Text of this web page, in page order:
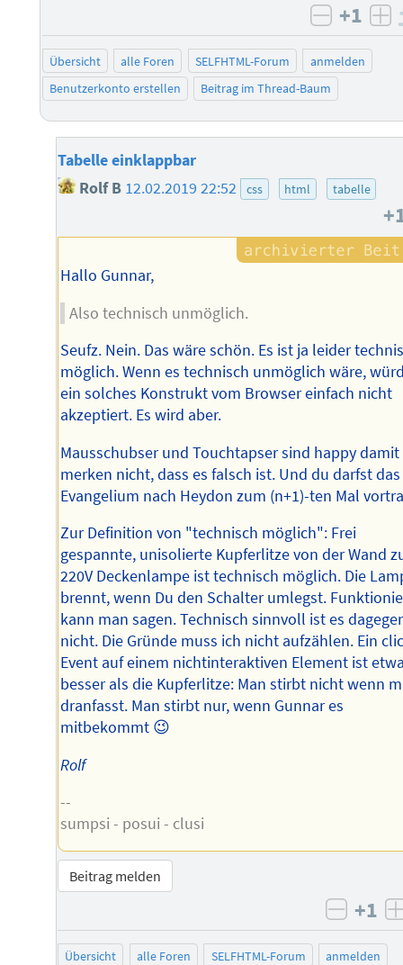
negativ
+1
Übersicht alle Foren SELFHTML-Forum
anmelden
Benutzerkonto erstellen
Beitrag im Thread-Baum
Tabelle einklappbar
Rolf B 12.02.2019 22:52 css html tabelle
Hallo Gunnar,
Also technisch unmöglich.
Seufz. Nein. Das wäre schön. Es ist ja leider
möglich. Wenn es technisch unmöglich wäre,
ein solches Konstrukt vom Browser einfach nicht
akzeptiert. Es wird aber.
Mausschubser und Touchtapser sind happy
merken nicht, dass es falsch ist. Und du darfst das
Evangelium nach Heydon zum (n+1)-ten Mal
Zur Definition von "technisch möglich": Frei
gespannte, unisolierte Kupferlitze von der Wand
220V Deckenlampe ist technisch möglich. Die
brennt, wenn Du den Schalter umlegst.
kann man sagen. Technisch sinnvoll ist es
nicht. Die Gründe muss ich nicht aufzählen. Ein
Event auf einem nichtinteraktiven Element ist
besser als die Kupferlitze: Man stirbt nicht wenn
dranfasst. Man stirbt nur, wenn Gunnar es
mitbekommt 😉
Rolf
--
sumpsi - posui - clusi
Beitrag melden
+1
Übersicht alle Foren SELFHTML-Forum
anmelden